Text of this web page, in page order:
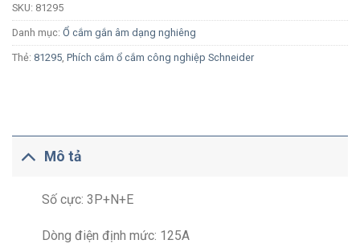
SKU: 81295
Danh mục: Ổ cắm gắn âm dạng nghiêng
Thẻ: 81295 Phích cắm ổ cắm công nghiệp Schneider
Mô tả
Số cực: 3P+N+E
Dòng điện định mức: 125A